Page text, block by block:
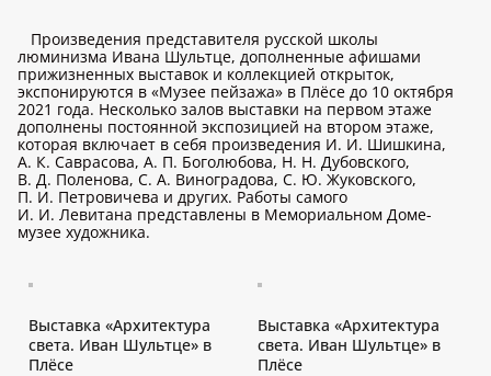
Произведения представителя русской школы
люминизма Ивана Шультце, дополненные афишами
прижизненных выставок и коллекцией открыток,
экспонируются в «Музее пейзажа» в Плёсе до 10 октября
2021 года. Несколько залов выставки на первом этаже
дополнены постоянной экспозицией на втором этаже,
которая включает в себя произведения И. И. Шишкина,
А. К. Саврасова, А. П. Боголюбова, Н. Н. Дубовского,
В. Д. Поленова, С. А. Виноградова, С. Ю. Жуковского,
П. И. Петровичева и других. Работы самого
И. И. Левитана представлены в Мемориальном Доме-
музее художника.
Выставка «Архитектура
света. Иван Шультце» в
Плёсе
Выставка «Архитектура
света. Иван Шультце» в
Плёсе